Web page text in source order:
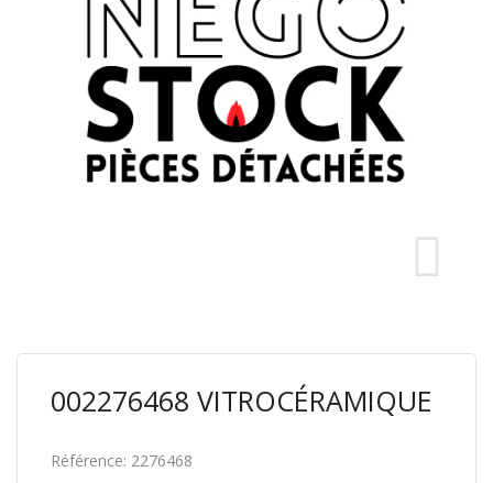
002276468 VITROCÉRAMIQUE
Référence: 2276468